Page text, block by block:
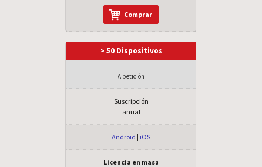
Comprar
> 50 Dispositivos
A petición
Suscripción
anual
Android | iOS
Licencia en masa